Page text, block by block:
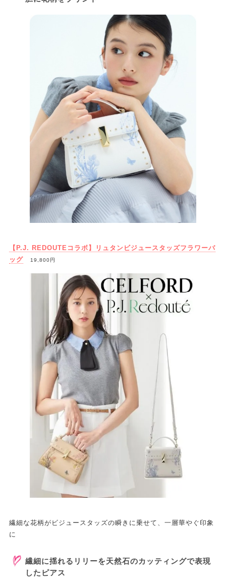
【P.J. REDOUTEコラボ】リュタンビジュースタッズフラワーバ
ッグ
19,800円
繊細な花柄がビジュースタッズの瞬きに乗せて、一層華やぐ印象
に
繊細に揺れるリリーを天然石のカッティングで表現
したピアス